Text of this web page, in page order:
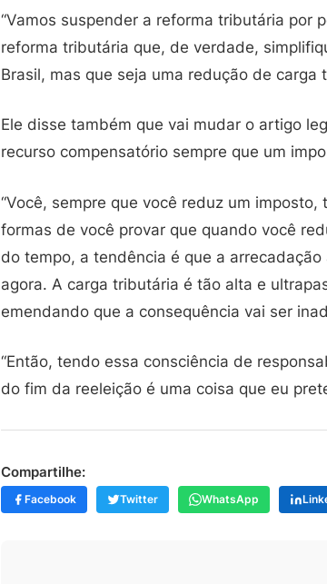
“Vamos suspender a reforma tributária por
reforma tributária que, de verdade,
Brasil, mas que seja uma redução de carga
Ele disse também que vai mudar o artigo
recurso compensatório sempre que um
“Você, sempre que você reduz um
formas de você provar que quando você
do tempo, a tendência é que a
agora. A carga tributária é tão alta e
emendando que a consequência vai ser
“Então, tendo essa consciência de
do fim da reeleição é uma coisa que eu
Compartilhe:
Facebook Twitter WhatsApp